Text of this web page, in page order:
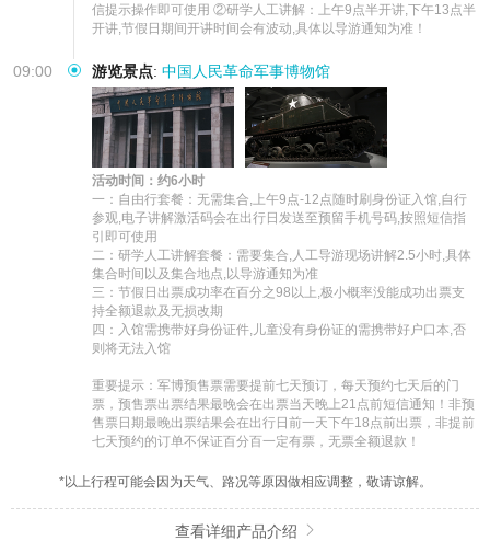
信提示操作即可使用 ②研学人工讲解：上午9点半开讲,下午13点半
开讲,节假日期间开讲时间会有波动,具体以导游通知为准！
09:00 游览景点: 中国人民革命军事博物馆
活动时间：约6小时
一：自由行套餐：无需集合,上午9点-12点随时刷身份证入馆,自行
参观,电子讲解激活码会在出行日发送至预留手机号码,按照短信指
引即可使用
二：研学人工讲解套餐：需要集合,人工导游现场讲解2.5小时,具体
集合时间以及集合地点,以导游通知为准
三：节假日出票成功率在百分之98以上,极小概率没能成功出票支
持全额退款及无损改期
四：入馆需携带好身份证件,儿童没有身份证的需携带好户口本,否
则将无法入馆
重要提示：军博预售票需要提前七天预订，每天预约七天后的门
票，预售票出票结果最晚会在出票当天晚上21点前短信通知！非预
售票日期最晚出票结果会在出行日前一天下午18点前出票，非提前
七天预约的订单不保证百分百一定有票，无票全额退款！
*以上行程可能会因为天气、路况等原因做相应调整，敬请谅解。
查看详细产品介绍 